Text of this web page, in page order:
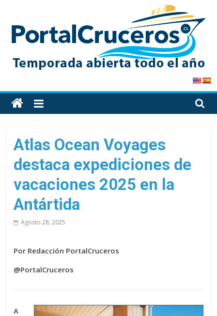
content
PortalCruceros
Toda
la
cruceros
en
un
solo
sitio
Atlas Ocean Voyages
destaca expediciones de
vacaciones 2025 en la
Antártida
Agosto 28, 2025
Por Redacción PortalCruceros
@PortalCruceros
A